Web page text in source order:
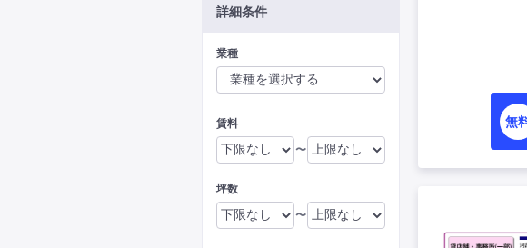
詳細条件
業種
賃料
〜
坪数
〜
無